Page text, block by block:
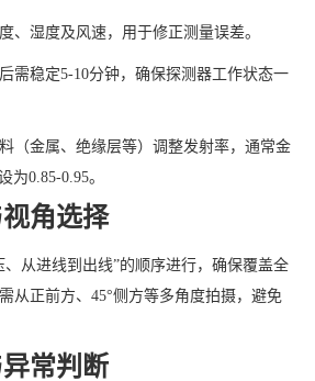
、湿度及风速，用于修正测量误差。
需稳定5-10分钟，确保探测器工作状态一
（金属、绝缘层等）调整发射率，通常金
为0.85-0.95。
角选择
、从进线到出线”的顺序进行，确保覆盖全
从正前方、45°侧方等多角度拍摄，避免
常判断